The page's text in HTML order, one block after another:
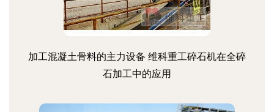
加工混凝土骨料的主力设备 维科重工碎石机在全碎
石加工中的应用